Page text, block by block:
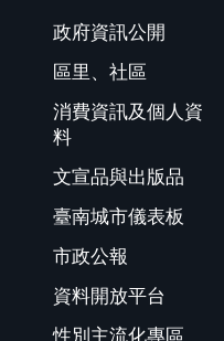
政府資訊公開
區里、社區
消費資訊及個人資
料
文宣品與出版品
臺南城市儀表板
市政公報
資料開放平台
性別主流化專區